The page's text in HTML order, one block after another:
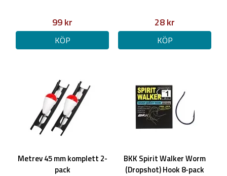
99 kr
KÖP
28 kr
KÖP
Metrev 45 mm komplett 2-
pack
BKK Spirit Walker Worm
(Dropshot) Hook 8-pack